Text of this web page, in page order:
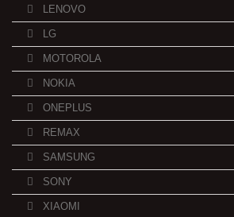
LENOVO
LG
MOTOROLA
NOKIA
ONEPLUS
REMAX
SAMSUNG
SONY
XIAOMI